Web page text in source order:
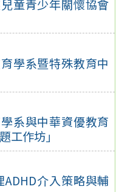
童青少年關懷協會
學系暨特殊教育中
系與中華資優教育
工作坊」
介入策略與輔